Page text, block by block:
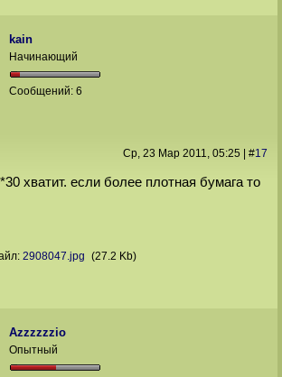
kain
Начинающий
Сообщений:6
Ср, 23 Мар 2011, 05:25 #17
хватит. если более плотная бумага то
2908047.jpg (27.2 Kb)
Azzzzzzio
Опытный